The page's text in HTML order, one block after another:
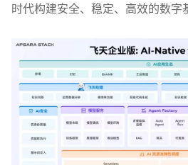
时代构建安全、稳定、高效的数字